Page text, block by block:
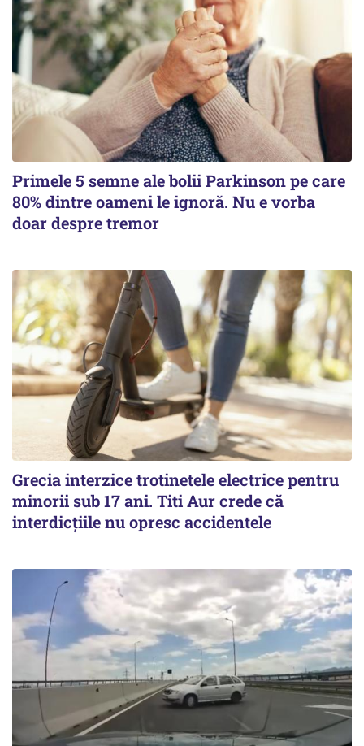
Primele 5 semne ale bolii Parkinson pe care
80% dintre oameni le ignoră. Nu e vorba
doar despre tremor
Grecia interzice trotinetele electrice pentru
minorii sub 17 ani. Titi Aur crede că
interdicţiile nu opresc accidentele